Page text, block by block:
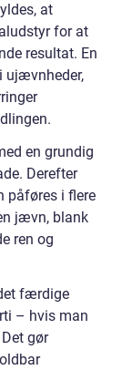
at
for at
resultat. En
ujævnheder,
en grundig
Derefter
påføres i flere
jævn, blank
ren og
færdige
– hvis man
gør